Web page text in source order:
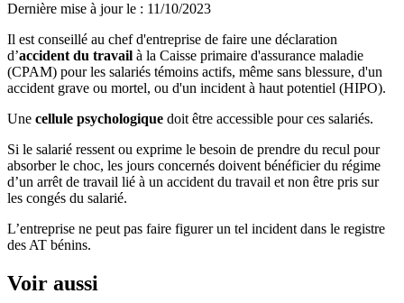
Dernière mise à jour le : 11/10/2023
Il est conseillé au chef d'entreprise de faire une déclaration
d’accident du travail à la Caisse primaire d'assurance maladie
(CPAM) pour les salariés témoins actifs, même sans blessure, d'un
accident grave ou mortel, ou d'un incident à haut potentiel (HIPO).
Une cellule psychologique doit être accessible pour ces salariés.
Si le salarié ressent ou exprime le besoin de prendre du recul pour
absorber le choc, les jours concernés doivent bénéficier du régime
d’un arrêt de travail lié à un accident du travail et non être pris sur
les congés du salarié.
L’entreprise ne peut pas faire figurer un tel incident dans le registre
des AT bénins.
Voir aussi